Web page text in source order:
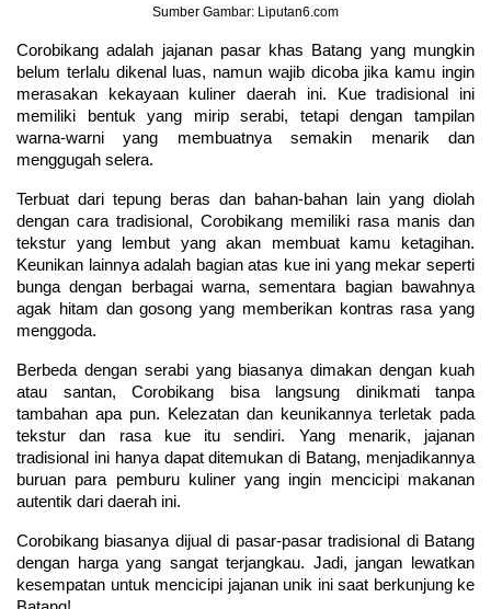
Sumber Gambar: Liputan6.com
Corobikang adalah jajanan pasar khas Batang yang mungkin
belum terlalu dikenal luas, namun wajib dicoba jika kamu ingin
merasakan kekayaan kuliner daerah ini. Kue tradisional ini
memiliki bentuk yang mirip serabi, tetapi dengan tampilan
warna-warni yang membuatnya semakin menarik dan
menggugah selera.
Terbuat dari tepung beras dan bahan-bahan lain yang diolah
dengan cara tradisional, Corobikang memiliki rasa manis dan
tekstur yang lembut yang akan membuat kamu ketagihan.
Keunikan lainnya adalah bagian atas kue ini yang mekar seperti
bunga dengan berbagai warna, sementara bagian bawahnya
agak hitam dan gosong yang memberikan kontras rasa yang
menggoda.
Berbeda dengan serabi yang biasanya dimakan dengan kuah
atau santan, Corobikang bisa langsung dinikmati tanpa
tambahan apa pun. Kelezatan dan keunikannya terletak pada
tekstur dan rasa kue itu sendiri. Yang menarik, jajanan
tradisional ini hanya dapat ditemukan di Batang, menjadikannya
buruan para pemburu kuliner yang ingin mencicipi makanan
autentik dari daerah ini.
Corobikang biasanya dijual di pasar-pasar tradisional di Batang
dengan harga yang sangat terjangkau. Jadi, jangan lewatkan
kesempatan untuk mencicipi jajanan unik ini saat berkunjung ke